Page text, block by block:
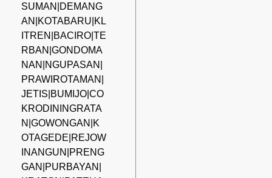
SUMAN|DEMANG
AN|KOTABARU|KL
ITREN|BACIRO|TE
RBAN|GONDOMA
NAN|NGUPASAN|
PRAWIROTAMAN|
JETIS|BUMIJO|CO
KRODININGRATA
N|GOWONGAN|K
OTAGEDE|REJOW
INANGUN|PRENG
GAN|PURBAYAN|